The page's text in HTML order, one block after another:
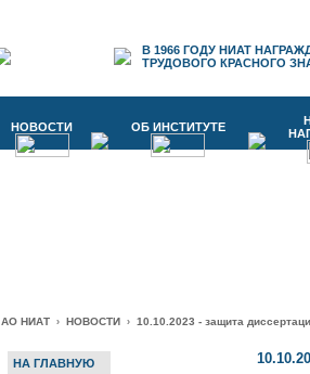
В 1966 ГОДУ НИАТ
ТРУДОВОГО КРАСНОГО
АО НИАТ › НОВОСТИ › 10.10.2023 - защита
НА ГЛАВНУЮ
НОВОСТИ ОБ ИНСТИТУТЕ